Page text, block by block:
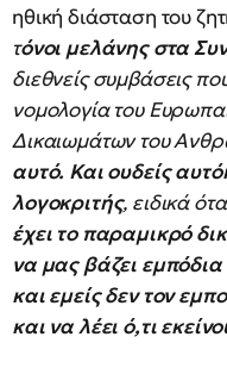
ηθική διάσταση του
τόνοι μελάνης στα
διεθνείς συμβάσεις
νομολογία του
Δικαιωμάτων του
αυτό. Και ουδείς
λογοκριτής, ειδικά
έχει το παραμικρό
να μας βάζει
και εμείς δεν τον
και να λέει ό,τι